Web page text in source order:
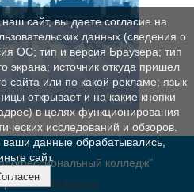
колледж"
сайтов Nubex.ru
сайт, вы даете согласие на
данных (сведения о
ОС; тип и версия Браузера; тип
экрана; источник откуда пришел
сайта или по какой рекламе; язык
открывает и на какие кнопки
в целях функционирования
исследований и обзоров.
ваши данные обрабатывались,
сайт.